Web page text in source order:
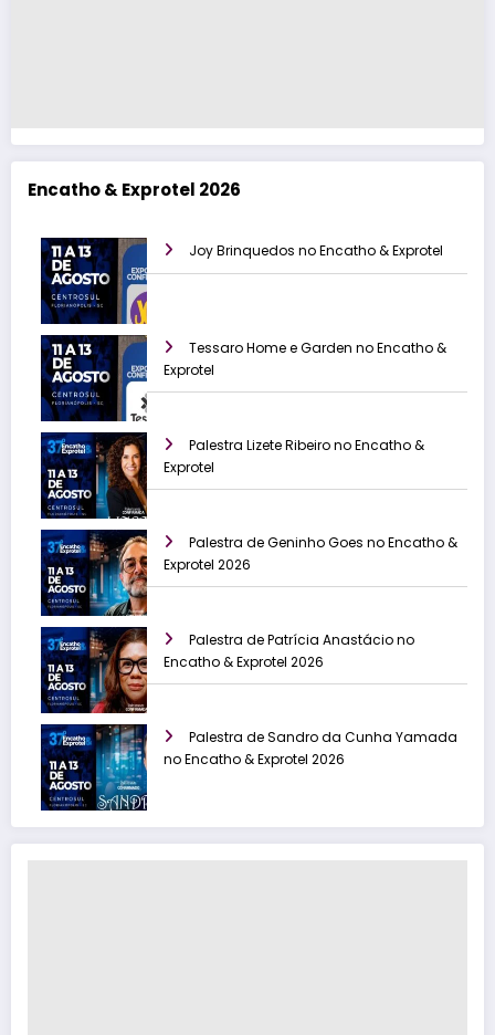
Encatho & Exprotel 2026
Joy Brinquedos no Encatho & Exprotel
Tessaro Home e Garden no Encatho &
Exprotel
Palestra Lizete Ribeiro no Encatho &
Exprotel
Palestra de Geninho Goes no Encatho &
Exprotel 2026
Palestra de Patrícia Anastácio no
Encatho & Exprotel 2026
Palestra de Sandro da Cunha Yamada
no Encatho & Exprotel 2026